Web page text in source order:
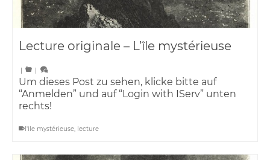
Lecture originale – L’île mystérieuse
| |
Um dieses Post zu sehen, klicke bitte auf
“Anmelden” und auf “Login with IServ” unten
rechts!
l'île mystérieuse, lecture